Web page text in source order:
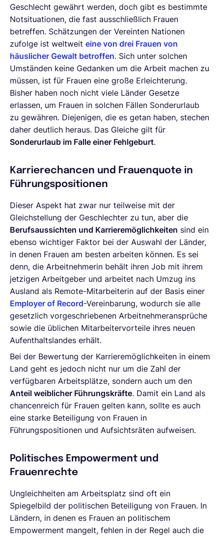
Geschlecht gewährt werden, doch gibt es bestimmte
Notsituationen, die fast ausschließlich Frauen
betreffen. Schätzungen der Vereinten Nationen
zufolge ist weltweit eine von drei Frauen von
häuslicher Gewalt betroffen. Sich unter solchen
Umständen keine Gedanken um die Arbeit machen zu
müssen, ist für Frauen eine große Erleichterung.
Bisher haben noch nicht viele Länder Gesetze
erlassen, um Frauen in solchen Fällen Sonderurlaub
zu gewähren. Diejenigen, die es getan haben, stechen
daher deutlich heraus. Das Gleiche gilt für
Sonderurlaub im Falle einer Fehlgeburt.
Karrierechancen und Frauenquote in
Führungspositionen
Dieser Aspekt hat zwar nur teilweise mit der
Gleichstellung der Geschlechter zu tun, aber die
Berufsaussichten und Karrieremöglichkeiten sind ein
ebenso wichtiger Faktor bei der Auswahl der Länder,
in denen Frauen am besten arbeiten können. Es sei
denn, die Arbeitnehmerin behält ihren Job mit ihrem
jetzigen Arbeitgeber und arbeitet nach Umzug ins
Ausland als Remote-Mitarbeiterin auf der Basis einer
Employer of Record-Vereinbarung, wodurch sie alle
gesetzlich vorgeschriebenen Arbeitnehmeransprüche
sowie die üblichen Mitarbeitervorteile ihres neuen
Aufenthaltslandes erhält.
Bei der Bewertung der Karrieremöglichkeiten in einem
Land geht es jedoch nicht nur um die Zahl der
verfügbaren Arbeitsplätze, sondern auch um den
Anteil weiblicher Führungskräfte. Damit ein Land als
chancenreich für Frauen gelten kann, sollte es auch
eine starke Beteiligung von Frauen in
Führungspositionen und Aufsichtsräten aufweisen.
Politisches Empowerment und
Frauenrechte
Ungleichheiten am Arbeitsplatz sind oft ein
Spiegelbild der politischen Beteiligung von Frauen. In
Ländern, in denen es Frauen an politischem
Empowerment mangelt, fehlen in der Regel auch die